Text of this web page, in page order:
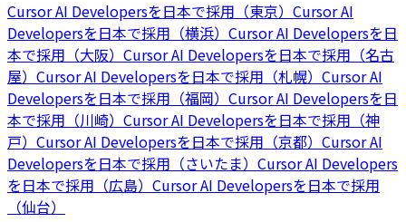
Cursor AI Developersを日本で採用（東京） Cursor AI
Developersを日本で採用（横浜） Cursor AI Developersを日
本で採用（大阪） Cursor AI Developersを日本で採用（名古
屋） Cursor AI Developersを日本で採用（札幌） Cursor AI
Developersを日本で採用（福岡） Cursor AI Developersを日
本で採用（川崎） Cursor AI Developersを日本で採用（神
戸） Cursor AI Developersを日本で採用（京都） Cursor AI
Developersを日本で採用（さいたま） Cursor AI Developers
を日本で採用（広島） Cursor AI Developersを日本で採用
（仙台）